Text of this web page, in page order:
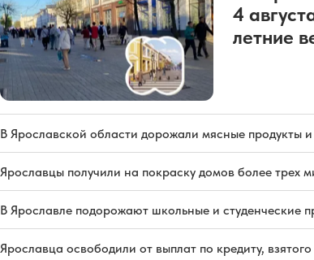
4
летние
В Ярославской области дорожали мясные продукты
Ярославцы получили на покраску домов более трех
В Ярославле подорожают школьные и студенческие
Ярославца освободили от выплат по кредиту,